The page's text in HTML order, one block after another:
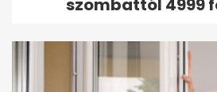
szombattól 4999